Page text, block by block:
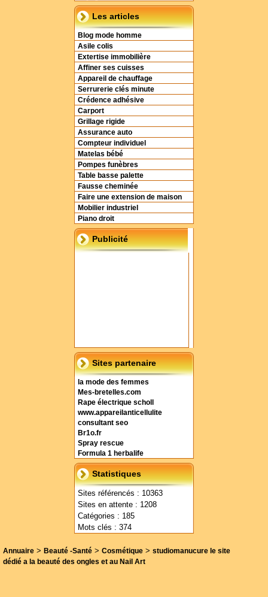
Les articles
Blog mode homme
Asile colis
Extertise immobilière
Affiner ses cuisses
Appareil de chauffage
Serrurerie clés minute
Crédence adhésive
Carport
Grillage rigide
Assurance auto
Compteur individuel
Matelas bébé
Pompes funèbres
Table basse palette
Fausse cheminée
Faire une extension de maison
Mobilier industriel
Piano droit
Publicité
Sites partenaire
la mode des femmes
Mes-bretelles.com
Rape électrique scholl
www.appareilanticellulite
consultant seo
Br1o.fr
Spray rescue
Formula 1 herbalife
Statistiques
Sites référencés : 10363
Sites en attente : 1208
Catégories : 185
Mots clés : 374
Annuaire > Beauté -Santé > Cosmétique > studiomanucure le site
dédié a la beauté des ongles et au Nail Art